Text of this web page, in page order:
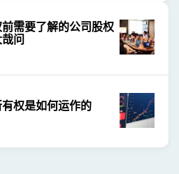
需要了解的公司股权
问
权是如何运作的